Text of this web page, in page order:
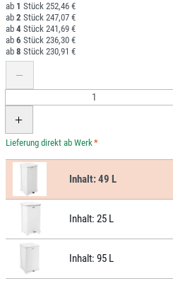
1
252,46 €
2
247,07 €
4
241,69 €
6
236,30 €
8
230,91 €
*
Inhalt:49 L
Inhalt: 25 L
Inhalt: 95 L